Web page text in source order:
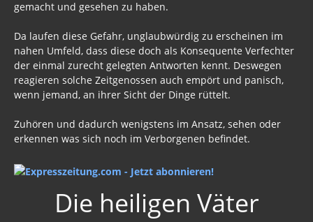
nahen Umfeld, dass diese doch als Konsequente Verfechter
der einmal zurecht gelegten Antworten kennt. Deswegen
reagieren solche Zeitgenossen auch empört und panisch,
wenn jemand, an ihrer Sicht der Dinge rüttelt.
erkennen was sich noch im Verborgenen befindet.
Die heiligen Väter